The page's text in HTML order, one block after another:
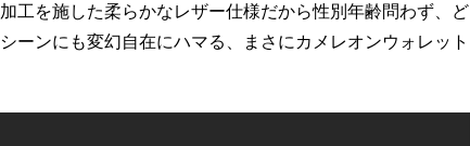
工を施した柔らかなレザー仕様だから性別年齢問わず、ど
ーンにも変幻自在にハマる、まさにカメレオンウォレット